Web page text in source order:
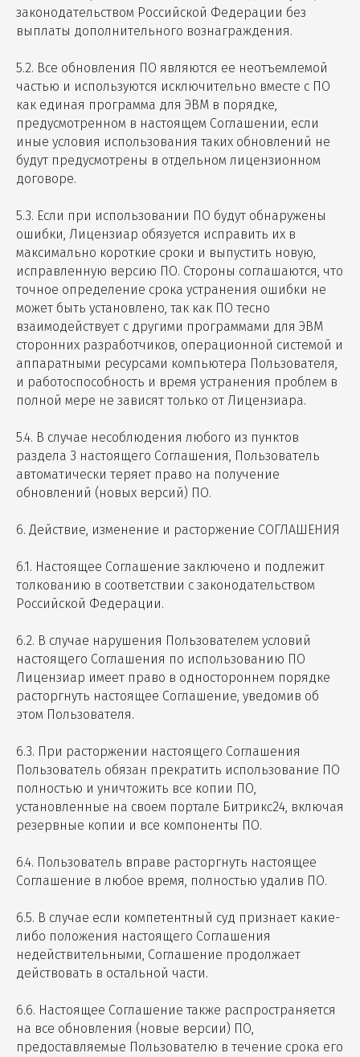
законодательством Российской Федерации без
выплаты дополнительного вознаграждения.
5.2. Все обновления ПО являются ее неотъемлемой
частью и используются исключительно вместе с ПО
как единая программа для ЭВМ в порядке,
предусмотренном в настоящем Соглашении, если
иные условия использования таких обновлений не
будут предусмотрены в отдельном лицензионном
договоре.
5.3. Если при использовании ПО будут обнаружены
ошибки, Лицензиар обязуется исправить их в
максимально короткие сроки и выпустить новую,
исправленную версию ПО. Стороны соглашаются, что
точное определение срока устранения ошибки не
может быть установлено, так как ПО тесно
взаимодействует с другими программами для ЭВМ
сторонних разработчиков, операционной системой и
аппаратными ресурсами компьютера Пользователя,
и работоспособность и время устранения проблем в
полной мере не зависят только от Лицензиара.
5.4. В случае несоблюдения любого из пунктов
раздела 3 настоящего Соглашения, Пользователь
автоматически теряет право на получение
обновлений (новых версий) ПО.
6. Действие, изменение и расторжение СОГЛАШЕНИЯ
6.1. Настоящее Соглашение заключено и подлежит
толкованию в соответствии с законодательством
Российской Федерации.
6.2. В случае нарушения Пользователем условий
настоящего Соглашения по использованию ПО
Лицензиар имеет право в одностороннем порядке
расторгнуть настоящее Соглашение, уведомив об
этом Пользователя.
6.3. При расторжении настоящего Соглашения
Пользователь обязан прекратить использование ПО
полностью и уничтожить все копии ПО,
установленные на своем портале Битрикс24, включая
резервные копии и все компоненты ПО.
6.4. Пользователь вправе расторгнуть настоящее
Соглашение в любое время, полностью удалив ПО.
6.5. В случае если компетентный суд признает какие-
либо положения настоящего Соглашения
недействительными, Соглашение продолжает
действовать в остальной части.
6.6. Настоящее Соглашение также распространяется
на все обновления (новые версии) ПО,
предоставляемые Пользователю в течение срока его